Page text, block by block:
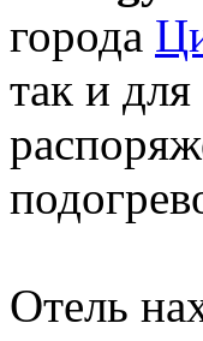
города
так и
Отель